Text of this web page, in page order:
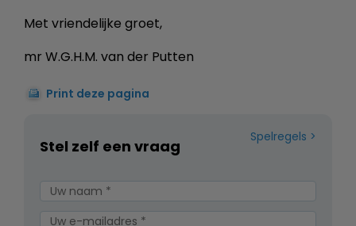
Met vriendelijke groet,
mr W.G.H.M. van der Putten
Print deze pagina
Spelregels
Stel zelf een vraag